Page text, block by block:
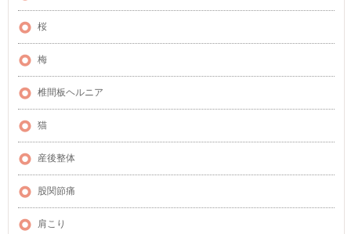
桜
梅
椎間板ヘルニア
猫
産後整体
股関節痛
肩こり